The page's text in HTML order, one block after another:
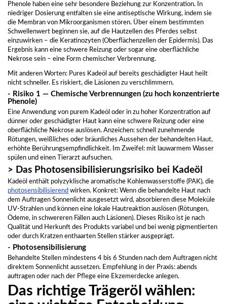
Phenole haben eine sehr besondere Beziehung zur Konzentration. In
niedriger Dosierung entfalten sie eine antiseptische Wirkung, indem sie
die Membran von Mikroorganismen stören. Über einem bestimmten
Schwellenwert beginnen sie, auf die Hautzellen des Pferdes selbst
einzuwirken – die Keratinozyten (Oberflächenzellen der Epidermis). Das
Ergebnis kann eine schwere Reizung oder sogar eine oberflächliche
Nekrose sein – eine Form chemischer Verbrennung.
Mit anderen Worten: Pures Kadeöl auf bereits geschädigter Haut heilt
nicht schneller. Es riskiert, die Läsionen zu verschlimmern.
- Risiko 1 — Chemische Verbrennungen (zu hoch konzentrierte
Phenole)
Eine Anwendung von purem Kadeöl oder in zu hoher Konzentration auf
dünner oder geschädigter Haut kann eine schwere Reizung oder eine
oberflächliche Nekrose auslösen. Anzeichen: schnell zunehmende
Rötungen, weißliches oder bräunliches Aussehen der behandelten Haut,
erhöhte Berührungsempfindlichkeit. Im Zweifel: mit lauwarmem Wasser
spülen und einen Tierarzt aufsuchen.
> Das Photosensibilisierungsrisiko bei Kadeöl
Kadeöl enthält polyzyklische aromatische Kohlenwasserstoffe (PAK), die
photosensibilisierend wirken. Konkret: Wenn die behandelte Haut nach
dem Auftragen Sonnenlicht ausgesetzt wird, absorbieren diese Moleküle
UV-Strahlen und können eine lokale Hautreaktion auslösen (Rötungen,
Ödeme, in schwereren Fällen auch Läsionen). Dieses Risiko ist je nach
Qualität und Herkunft des Produkts variabel und bei wenig pigmentierten
oder durch Kratzen enthaarten Stellen stärker ausgeprägt.
- Photosensibilisierung
Behandelte Stellen mindestens 4 bis 6 Stunden nach dem Auftragen nicht
direktem Sonnenlicht aussetzen. Empfehlung in der Praxis: abends
auftragen oder nach der Pflege eine Ekzemerdecke anlegen.
Das richtige Trägeröl wählen: